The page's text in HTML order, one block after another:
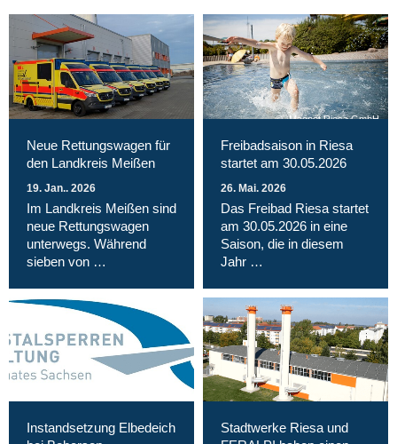
Neue Rettungswagen für
den Landkreis Meißen
19. Jan.. 2026
Im Landkreis Meißen sind
neue Rettungswagen
unterwegs. Während
sieben von …
Magnet Riesa GmbH
Freibadsaison in Riesa
startet am 30.05.2026
26. Mai. 2026
Das Freibad Riesa startet
am 30.05.2026 in eine
Saison, die in diesem
Jahr …
Instandsetzung Elbedeich
Stadtwerke Riesa und